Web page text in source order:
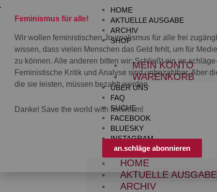
Inhalt
HOME
AKTUELLE AUSGABE
ARCHIV
SHOP
MEIN KONTO
WARENKORB
ÜBER UNS
FAQ
SUCHE
FACEBOOK
BLUESKY
INSTAGRAM
HOME
AKTUELLE AUSGABE
ARCHIV
Feminismus für alle!
Wir wollen feministischen Journalismus für alle frei
wissen, dass vielen Menschen das Geld fehlt, um für
zu können. Alle anderen bitten wir: Schließt ein
Feministische Kritik und Analyse sind unbezahlbar. Aber
die sie leisten, müssen bezahlt werden.
Danke! Save the world with feminism!
an.schläge abonnieren